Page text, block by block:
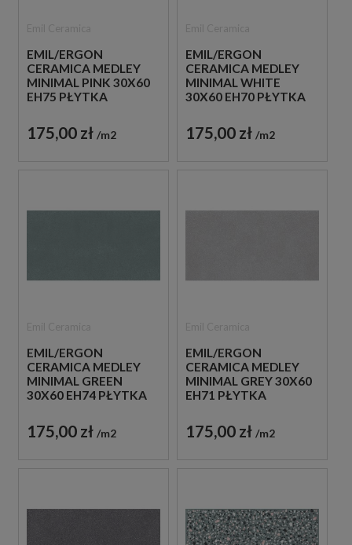
EMIL/ERGON
CERAMICA MEDLEY
MINIMAL PINK 30X60
EH75 PŁYTKA
175,00 zł m2
EMIL/ERGON
CERAMICA MEDLEY
MINIMAL WHITE
30X60 EH70 PŁYTKA
175,00 zł m2
EMIL/ERGON
CERAMICA MEDLEY
MINIMAL GREEN
30X60 EH74 PŁYTKA
175,00 zł m2
EMIL/ERGON
CERAMICA MEDLEY
MINIMAL GREY 30X60
EH71 PŁYTKA
175,00 zł m2